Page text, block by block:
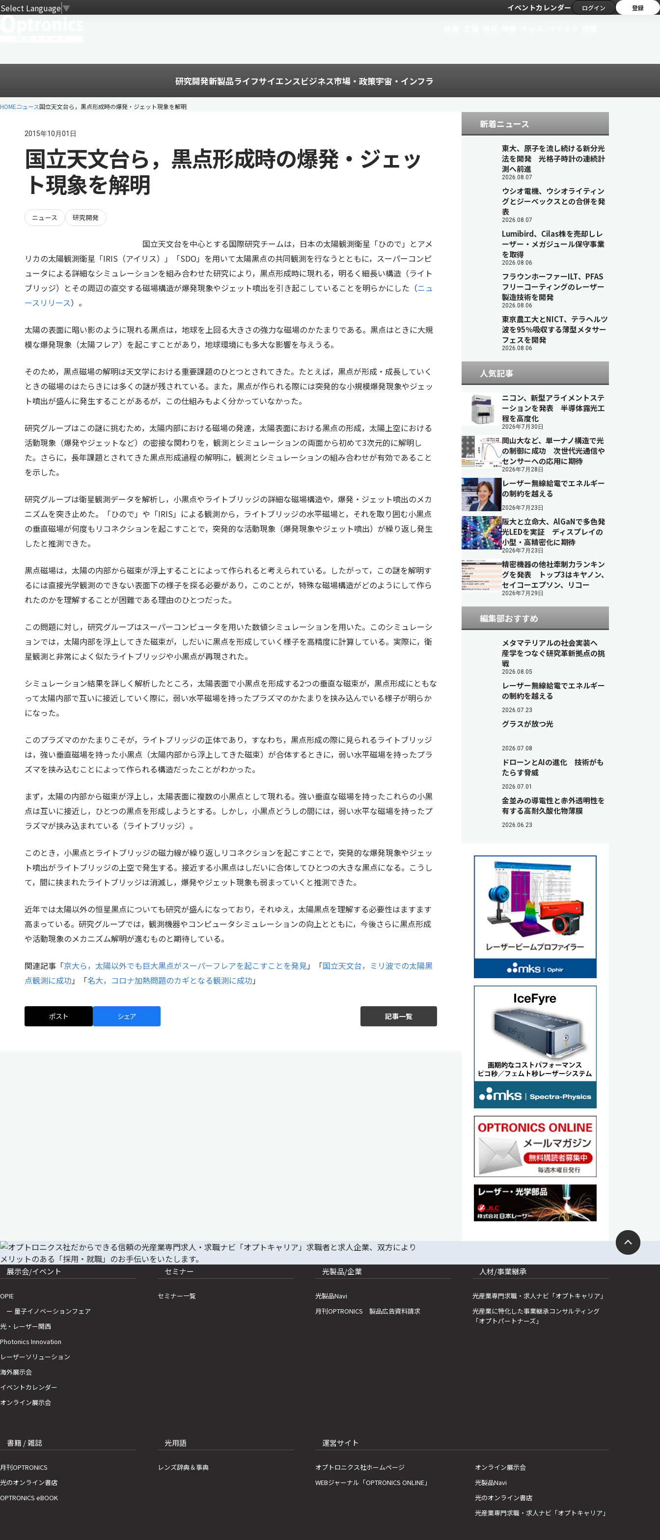
Select Language▼ イベントカレンダー ログイン 登録
研究開発新製品ライフサイエンスビジネス市場・政策宇宙・インフラ
HOMEニュース国立天文台ら，黒点形成時の爆発・ジェット現象を解明
2015年10月01日
国立天文台ら，黒点形成時の爆発・ジェッ
ト現象を解明
ニュース 研究開発
国立天文台を中心とする国際研究チームは，日本の太陽観測衛星「ひので」とアメ
リカの太陽観測衛星「IRIS（アイリス）」「SDO」を用いて太陽黒点の共同観測を行なうとともに，スーパーコンピ
ュータによる詳細なシミュレーションを組み合わせた研究により，黒点形成時に現れる，明るく細長い構造（ライト
ブリッジ）とその周辺の直交する磁場構造が爆発現象やジェット噴出を引き起こしていることを明らかにした（ニュ
ースリリース）。
太陽の表面に暗い影のように現れる黒点は，地球を上回る大きさの強力な磁場のかたまりである。黒点はときに大規
模な爆発現象（太陽フレア）を起こすことがあり，地球環境にも多大な影響を与えうる。
そのため，黒点磁場の解明は天文学における重要課題のひとつとされてきた。たとえば，黒点が形成・成長していく
ときの磁場のはたらきには多くの謎が残されている。また，黒点が作られる際には突発的な小規模爆発現象やジェッ
ト噴出が盛んに発生することがあるが，この仕組みもよく分かっていなかった。
研究グループはこの謎に挑むため，太陽内部における磁場の発達，太陽表面における黒点の形成，太陽上空における
活動現象（爆発やジェットなど）の密接な関わりを，観測とシミュレーションの両面から初めて3次元的に解明し
た。さらに，長年課題とされてきた黒点形成過程の解明に，観測とシミュレーションの組み合わせが有効であること
を示した。
研究グループは衛星観測データを解析し，小黒点やライトブリッジの詳細な磁場構造や，爆発・ジェット噴出のメカ
ニズムを突き止めた。「ひので」や「IRIS」による観測から，ライトブリッジの水平磁場と，それを取り囲む小黒点
の垂直磁場が何度もリコネクションを起こすことで，突発的な活動現象（爆発現象やジェット噴出）が繰り返し発生
したと推測できた。
黒点磁場は，太陽の内部から磁束が浮上することによって作られると考えられている。したがって，この謎を解明す
るには直接光学観測のできない表面下の様子を探る必要があり，このことが，特殊な磁場構造がどのようにして作ら
れたのかを理解することが困難である理由のひとつだった。
この問題に対し，研究グループはスーパーコンピュータを用いた数値シミュレーションを用いた。このシミュレーシ
ョンでは，太陽内部を浮上してきた磁束が，しだいに黒点を形成していく様子を高精度に計算している。実際に，衛
星観測と非常によく似たライトブリッジや小黒点が再現された。
シミュレーション結果を詳しく解析したところ，太陽表面で小黒点を形成する2つの垂直な磁束が，黒点形成にともな
って太陽内部で互いに接近していく際に，弱い水平磁場を持ったプラズマのかたまりを挟み込んでいる様子が明らか
になった。
このプラズマのかたまりこそが，ライトブリッジの正体であり，すなわち，黒点形成の際に見られるライトブリッジ
は，強い垂直磁場を持った小黒点（太陽内部から浮上してきた磁束）が合体するときに，弱い水平磁場を持ったプラ
ズマを挟み込むことによって作られる構造だったことがわかった。
まず，太陽の内部から磁束が浮上し，太陽表面に複数の小黒点として現れる。強い垂直な磁場を持ったこれらの小黒
点は互いに接近し，ひとつの黒点を形成しようとする。しかし，小黒点どうしの間には，弱い水平な磁場を持ったプ
ラズマが挟み込まれている（ライトブリッジ）。
このとき，小黒点とライトブリッジの磁力線が繰り返しリコネクションを起こすことで，突発的な爆発現象やジェッ
ト噴出がライトブリッジの上空で発生する。接近する小黒点はしだいに合体してひとつの大きな黒点になる。こうし
て，間に挟まれたライトブリッジは消滅し，爆発やジェット現象も弱まっていくと推測できた。
近年では太陽以外の恒星黒点についても研究が盛んになっており，それゆえ，太陽黒点を理解する必要性はますます
高まっている。研究グループでは，観測機器やコンピュータシミュレーションの向上とともに，今後さらに黒点形成
や活動現象のメカニズム解明が進むものと期待している。
関連記事「京大ら，太陽以外でも巨大黒点がスーパーフレアを起こすことを発見」「国立天文台，ミリ波での太陽黒
点観測に成功」「名大，コロナ加熱問題のカギとなる観測に成功」
ポスト シェア 記事一覧
新着ニュース
東大、原子を流し続ける新分光
法を開発 光格子時計の連続計
測へ前進
2026.08.07
ウシオ電機、ウシオライティン
グとジーベックスとの合併を発
表
2026.08.07
Lumibird、Cilas株を売却しレ
ーザー・メガジュール保守事業
を取得
2026.08.06
フラウンホーファーILT、PFAS
フリーコーティングのレーザー
製造技術を開発
2026.08.06
東京農工大とNICT、テラヘルツ
波を95％吸収する薄型メタサー
フェスを開発
2026.08.06
人気記事
ニコン、新型アライメントステ
ーションを発表 半導体露光工
程を高度化
2026年7月30日
岡山大など、単一ナノ構造で光
の制御に成功 次世代光通信や
センサーへの応用に期待
2026年7月28日
レーザー無線給電でエネルギー
の制約を越える
2026年7月23日
阪大と立命大、AlGaNで多色発
光LEDを実証 ディスプレイの
小型・高精密化に期待
2026年7月23日
精密機器の他社牽制力ランキン
グを発表 トップ3はキヤノン、
セイコーエプソン、リコー
2026年7月29日
編集部おすすめ
メタマテリアルの社会実装へ
産学をつなぐ研究革新拠点の挑
戦
2026.08.05
レーザー無線給電でエネルギー
の制約を越える
2026.07.23
グラスが放つ光
2026.07.08
ドローンとAIの進化 技術がも
たらす脅威
2026.07.01
金並みの導電性と赤外透明性を
有する高耐久酸化物薄膜
2026.06.23
展示会/イベント
OPIE
ー 量子イノベーションフェア
光・レーザー関西
Photonics Innovation
レーザーソリューション
海外展示会
イベントカレンダー
オンライン展示会
セミナー
セミナー一覧
光製品/企業
光製品Navi
月刊OPTRONICS 製品広告資料請求
人材/事業継承
光産業専門求職・求人ナビ「オプトキャリア」
光産業に特化した事業継承コンサルティング
「オプトパートナーズ」
書籍 / 雑誌
月刊OPTRONICS
光のオンライン書店
OPTRONICS eBOOK
光用語
レンズ辞典＆事典
運営サイト
オプトロニクス社ホームページ
WEBジャーナル「OPTRONICS ONLINE」
オンライン展示会
光製品Navi
光のオンライン書店
光産業専門求職・求人ナビ「オプトキャリア」